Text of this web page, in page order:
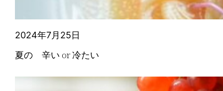
2024年7月25日
夏の 辛い or 冷たい